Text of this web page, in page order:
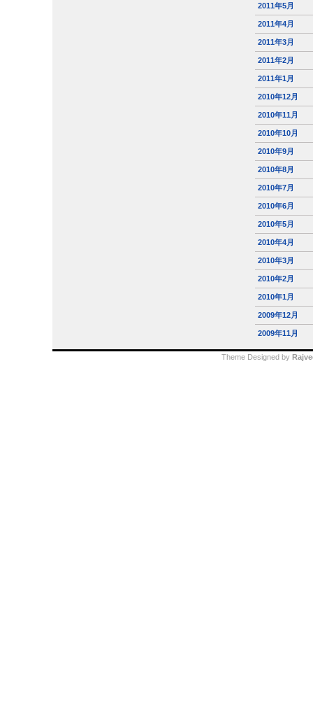
2011年5月
2011年4月
2011年3月
2011年2月
2011年1月
2010年12月
2010年11月
2010年10月
2010年9月
2010年8月
2010年7月
2010年6月
2010年5月
2010年4月
2010年3月
2010年2月
2010年1月
2009年12月
2009年11月
Theme Designed by